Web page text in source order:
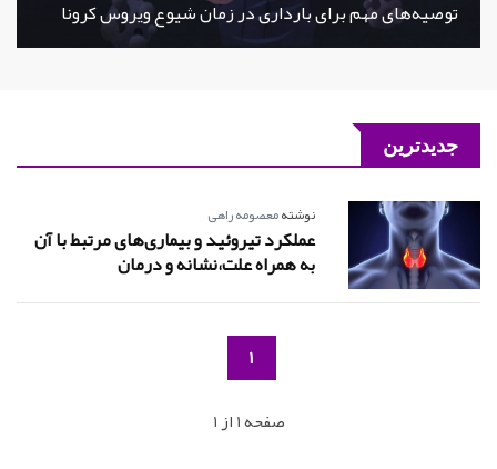
توصیه‌های مهم برای بارداری در زمان شیوع ویروس کرونا
جدیدترین
نوشتهمعصومه راهی
عملکرد تیروئید و بیماری‌های مرتبط با آن
به همراه علت،نشانه و درمان
1
صفحه 1 از 1